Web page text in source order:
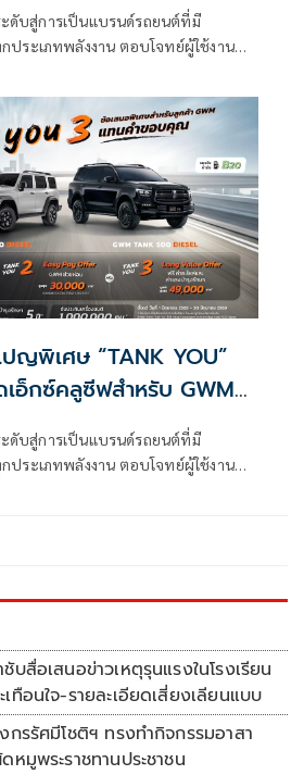
ะดับสู่การเป็นแบรนด์รถยนต์ที่มี
ระเภทพลังงาน ตอบโจทย์ผู้ใช้งานทุก
ญพิเศษ “TANK YOU”
อ็กซ์คลูซีฟสำหรับ GWM
ะดับสู่การเป็นแบรนด์รถยนต์ที่มี
ระเภทพลังงาน ตอบโจทย์ผู้ใช้งานทุก
บสื่อเสนอข่าวเหตุรุนแรงในโรงเรียน
ทือนใจ-รายละเอียดเสี่ยงเลียนแบบ
กรรัศมีโชติฯ ทรงทำกิจกรรมอาสา
หมูพระราชทานประชาชน